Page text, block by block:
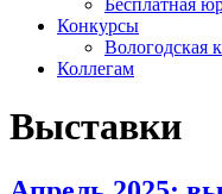
Бесплатная
Конкурсы
Вологодская
Коллегам
Выставки